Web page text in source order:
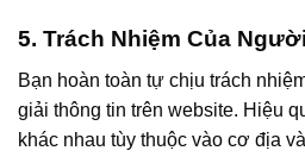
5. Trách Nhiệm Của
Bạn hoàn toàn tự chịu trách
giải thông tin trên website. Hiệu
khác nhau tùy thuộc vào cơ địa